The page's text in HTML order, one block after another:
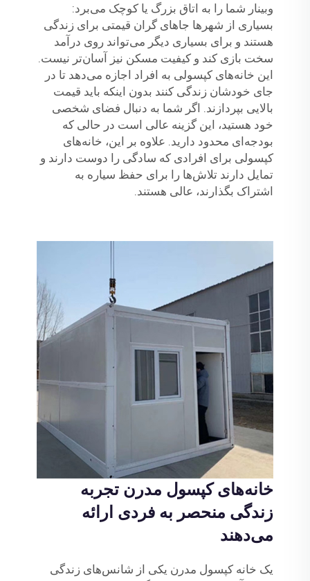
وبینار شما را به اتاق بزرگ یا کوچک می‌برد:
بسیاری از شهرها جاهای گران قیمتی برای زندگی
هستند و برای بسیاری دیگر می‌تواند روی درآمد
سخت بازی کند و کیفیت مسکن نیز آسان‌تر نیست.
این خانه‌های کپسولی به افراد اجازه می‌دهد تا در
جای خودشان زندگی کنند بدون اینکه باید قیمت
بالایی بپردازند. اگر شما به دنبال فضای شخصی
خود هستید، این گزینه عالی است در حالی که
بودجه‌ای محدود دارید. علاوه بر این، خانه‌های
کپسولی برای افرادی که سادگی را دوست دارند و
تمایل دارند تلاش‌ها را برای حفظ سیاره به
اشتراک بگذارند، عالی هستند.
خانه‌های کپسول مدرن تجربه
زندگی منحصر به فردی ارائه
می‌دهند
یک خانه کپسول مدرن یکی از شانس‌های زندگی